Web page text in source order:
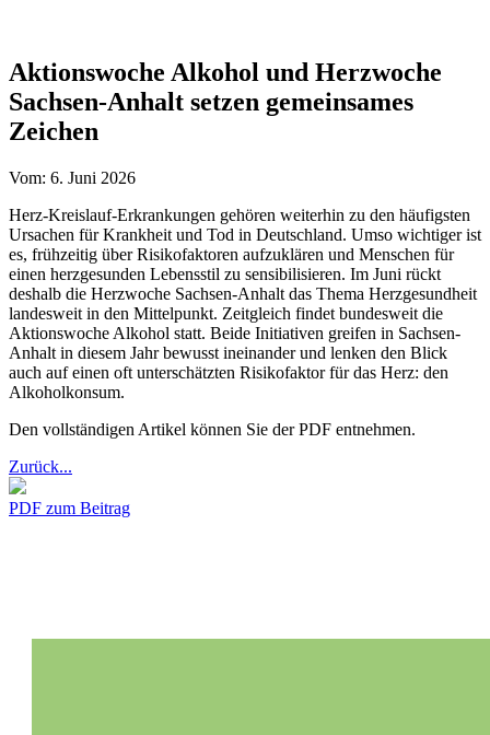
Aktionswoche Alkohol und Herzwoche
Sachsen-Anhalt setzen gemeinsames
Zeichen
Vom: 6. Juni 2026
Herz-Kreislauf-Erkrankungen gehören weiterhin zu den häufigsten
Ursachen für Krankheit und Tod in Deutschland. Umso wichtiger ist
es, frühzeitig über Risikofaktoren aufzuklären und Menschen für
einen herzgesunden Lebensstil zu sensibilisieren. Im Juni rückt
deshalb die Herzwoche Sachsen-Anhalt das Thema Herzgesundheit
landesweit in den Mittelpunkt. Zeitgleich findet bundesweit die
Aktionswoche Alkohol statt. Beide Initiativen greifen in Sachsen-
Anhalt in diesem Jahr bewusst ineinander und lenken den Blick
auch auf einen oft unterschätzten Risikofaktor für das Herz: den
Alkoholkonsum.
Den vollständigen Artikel können Sie der PDF entnehmen.
Zurück...
PDF zum Beitrag